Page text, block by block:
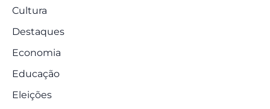
Cultura
Destaques
Economia
Educação
Eleições